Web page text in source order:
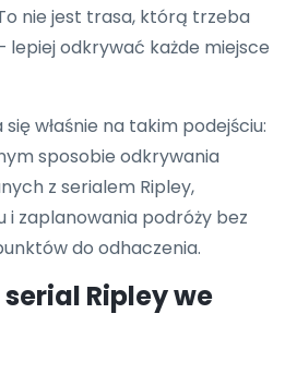
nie jest trasa, którą trzeba
lepiej odkrywać każde miejsce
właśnie na takim podejściu:
sposobie odkrywania
z serialem Ripley,
i zaplanowania podróży bez
do odhaczenia.
Ripley we